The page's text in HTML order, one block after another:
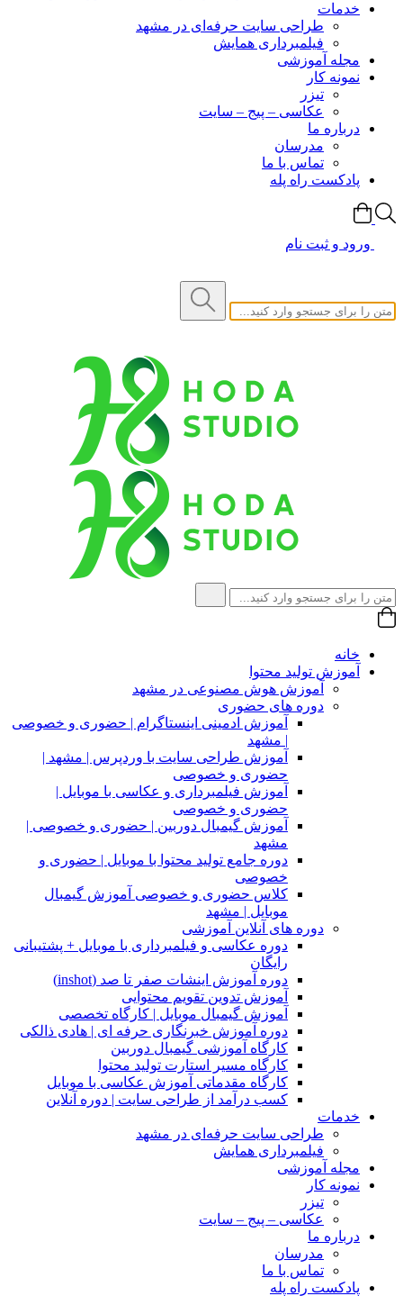
خدمات
طراحی سایت حرفه‌ای در مشهد
فیلمبرداری همایش
مجله آموزشی
نمونه کار
تیزر
عکاسی – پیج – سایت
درباره ما
مدرسان
تماس با ما
پادکست راه پله
ورود و ثبت نام
خانه
آموزش تولید محتوا
آموزش هوش مصنوعی در مشهد
دوره های حضوری
آموزش ادمینی اینستاگرام | حضوری و خصوصی
| مشهد
آموزش طراحی سایت با وردپرس | مشهد |
حضوری و خصوصی
آموزش فیلمبرداری و عکاسی با موبایل |
حضوری و خصوصی
آموزش گیمبال دوربین | حضوری و خصوصی |
مشهد
دوره جامع تولید محتوا با موبایل | حضوری و
خصوصی
کلاس حضوری و خصوصی آموزش گیمبال
موبایل | مشهد
دوره های آنلاین آموزشی
دوره عکاسی و فیلمبرداری با موبایل + پشتیبانی
رایگان
دوره آموزش اینشات صفر تا صد (inshot)
آموزش تدوین تقویم محتوایی
آموزش گیمبال موبایل | کارگاه تخصصی
دوره آموزش خبرنگاری حرفه ای | هادی ذالکی
کارگاه آموزشی گیمبال دوربین
کارگاه مسیر استارت تولید محتوا
کارگاه مقدماتی آموزش عکاسی با موبایل
کسب درآمد از طراحی سایت | دوره آنلاین
خدمات
طراحی سایت حرفه‌ای در مشهد
فیلمبرداری همایش
مجله آموزشی
نمونه کار
تیزر
عکاسی – پیج – سایت
درباره ما
مدرسان
تماس با ما
پادکست راه پله